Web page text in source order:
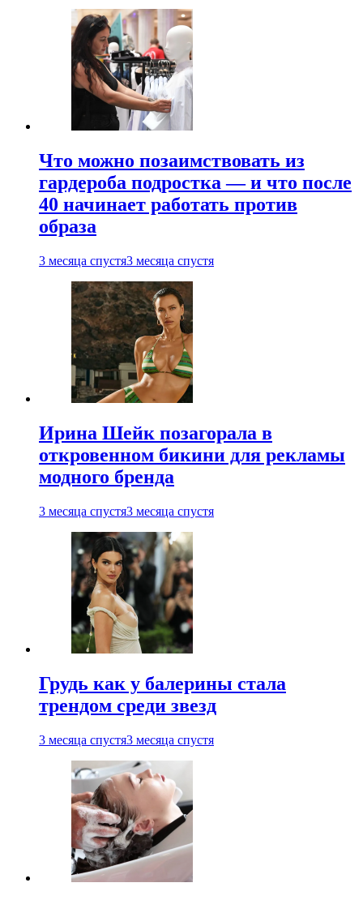
Что можно позаимствовать из
гардероба подростка — и что после
40 начинает работать против
образа
3 месяца спустя3 месяца спустя
Ирина Шейк позагорала в
откровенном бикини для рекламы
модного бренда
3 месяца спустя3 месяца спустя
Грудь как у балерины стала
трендом среди звезд
3 месяца спустя3 месяца спустя